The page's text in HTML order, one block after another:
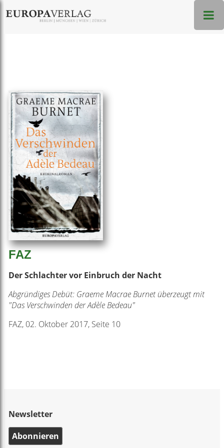
FAZ
Der Schlachter vor Einbruch der Nacht
Abgründiges Debüt: Graeme Macrae Burnet überzeugt mit
"Das Verschwinden der Adèle Bedeau"
FAZ, 02. Oktober 2017, Seite 10
Newsletter
Abonnieren